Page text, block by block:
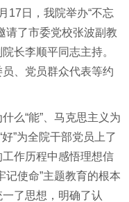
17日，我院举办“不忘
请了市委党校张波副教
长李顺平同志主持。
、党员群众代表等约
么“能”、马克思主义为
”为全院干部党员上了
作历程中感悟理想信
记使命”主题教育的根本
了思想，明确了认